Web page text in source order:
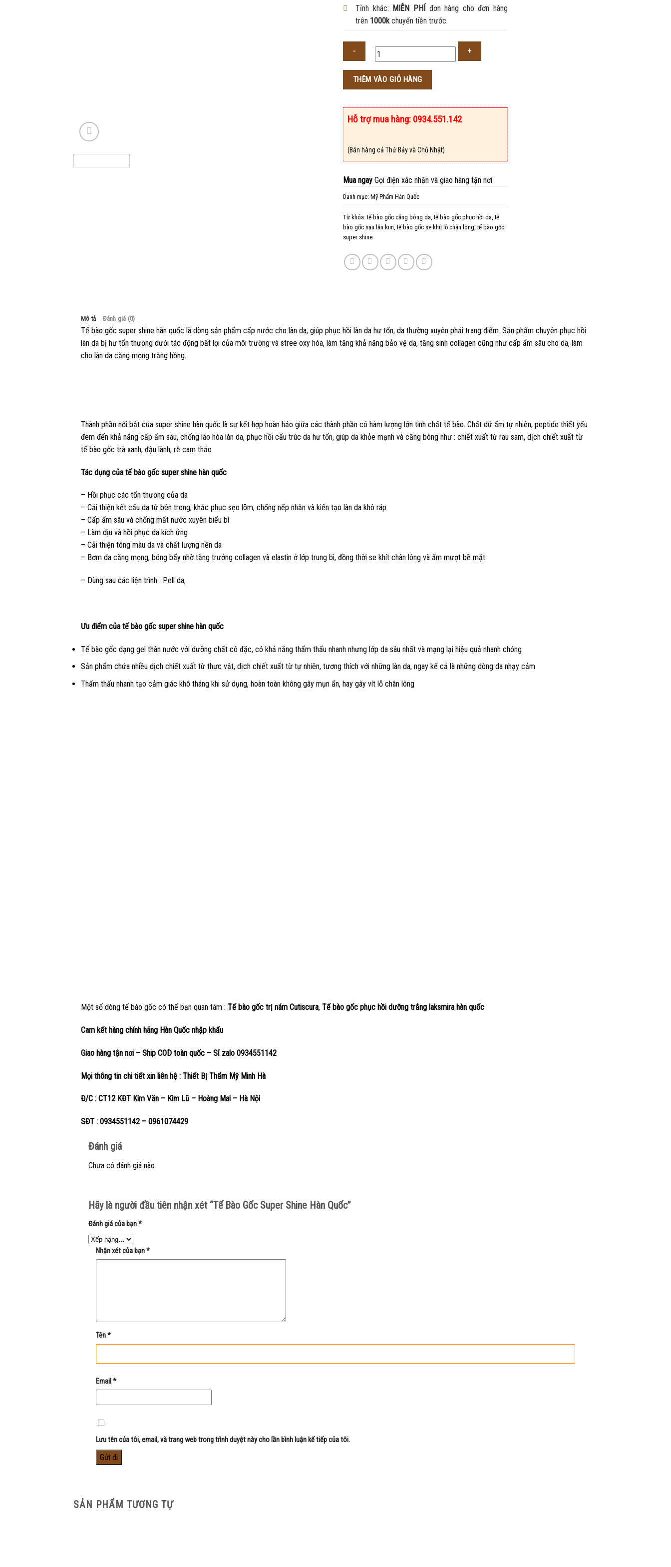
Tỉnh khác: MIỄN PHÍđơn hàng cho đơn hàng
trên 1000k chuyển tiền trước.
THÊM VÀO GIỎ HÀNG
Hỗ trợ mua hàng: 0934.551.142
(Bán hàng cả Thứ Bảy và Chủ Nhật)
Mua ngay Gọi điện xác nhận và giao hàng tận nơi
Danh mục: Mỹ Phẩm Hàn Quốc
Từ khóa:tế bào gốc căng bóng da,tế bào gốc phục hồi da,tế
bào gốc sau lăn kim,tế bào gốc se khít lỗ chân lông,tế bào gốc
super shine
Mô tả Đánh giá (0)
Tế bào gốc super shine hàn quốc là dòng sản phẩm cấp nước cho làn da, giúp phục hồi làn da hư tổn, da thường xuyên phải trang điểm. Sản phẩm chuyên phục hồi
làn da bị hư tổn thương dưới tác động bất lợi của môi trường và stree oxy hóa, làm tăng khả năng bảo vệ da, tăng sinh collagen cũng như cấp ẩm sâu cho da, làm
cho làn da căng mọng trắng hồng.
Thành phần nổi bật của super shine hàn quốc là sự kết hợp hoàn hảo giữa các thành phần có hàm lượng lớn tinh chất tế bào. Chất dữ ẩm tự nhiên, peptide thiết yếu
đem đến khả năng cấp ẩm sâu, chống lão hóa làn da, phục hồi cấu trúc da hư tổn, giúp da khỏe mạnh và căng bóng như : chiết xuất từ rau sam, dịch chiết xuất từ
tế bào gốc trà xanh, đậu lành, rễ cam thảo
Tác dụng của tế bào gốc super shine hàn quốc
– Hồi phục các tổn thương của da
– Cải thiện kết cấu da từ bên trong, khắc phục sẹo lõm, chống nếp nhăn và kiến tạo làn da khô ráp.
– Cấp ẩm sâu và chống mất nước xuyên biểu bì
– Làm dịu và hồi phục da kích ứng
– Cải thiện tông màu da và chất lượng nền da
– Bơm da căng mọng, bóng bẩy nhờ tăng trưởng collagen và elastin ở lớp trung bì, đồng thời se khít chân lông và ẩm mượt bề mặt
– Dùng sau các liện trình : Pell da,
Ưu điểm của tế bào gốc super shine hàn quốc
Tế bào gốc dạng gel thân nước với dưỡng chất cô đặc, có khả năng thẩm thấu nhanh nhưng lớp da sâu nhất và mạng lại hiệu quả nhanh chóng
Sản phẩm chứa nhiều dịch chiết xuất từ thực vật, dịch chiết xuất từ tự nhiên, tương thích với những làn da, ngay kể cả là những dòng da nhạy cảm
Thẩm thấu nhanh tạo cảm giác khô tháng khi sử dụng, hoàn toàn không gây mụn ẩn, hay gây vít lỗ chân lông
Một số dòng tế bào gốc có thể bạn quan tâm : Tế bào gốc trị nám Cutiscura, Tế bào gốc phục hồi dưỡng trắng laksmira hàn quốc
Cam kết hàng chính hãng Hàn Quốc nhập khẩu
Giao hàng tận nơi – Ship COD toàn quốc – Sỉ zalo 0934551142
Mọi thông tin chi tiết xin liên hệ : Thiết Bị Thẩm Mỹ Minh Hà
Đ/C : CT12 KĐT Kim Văn – Kim Lũ – Hoàng Mai – Hà Nội
SĐT : 0934551142 – 0961074429
Đánh giá
Chưa có đánh giá nào.
Hãy là người đầu tiên nhận xét “Tế Bào Gốc Super Shine Hàn Quốc”
Đánh giá của bạn*
Nhận xét của bạn*
Tên*
Email *
Lưu tên của tôi, email, và trang web trong trình duyệt này cho lần bình luận kế tiếp của tôi.
SẢN PHẨM TƯƠNG TỰ